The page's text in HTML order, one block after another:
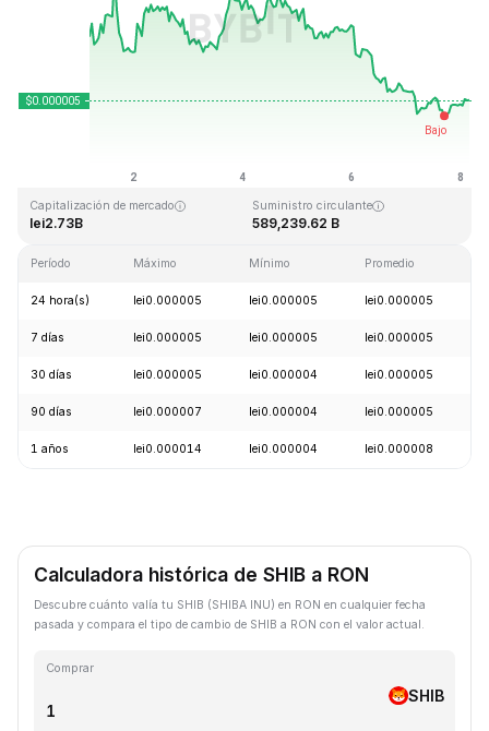
Capitalización de mercado
lei2.73B
Suministro circulante
589,239.62 B
Período Máximo Mínimo Promedio
24 hora(s) lei0.000005 lei0.000005 lei0.000005
7 días lei0.000005 lei0.000005 lei0.000005
30 días lei0.000005 lei0.000004 lei0.000005
90 días lei0.000007 lei0.000004 lei0.000005
1 años lei0.000014 lei0.000004 lei0.000008
Calculadora histórica de SHIB a RON
Descubre cuánto valía tu SHIB (SHIBA INU) en RON en cualquier fecha
pasada y compara el tipo de cambio de SHIB a RON con el valor actual.
Comprar
SHIB